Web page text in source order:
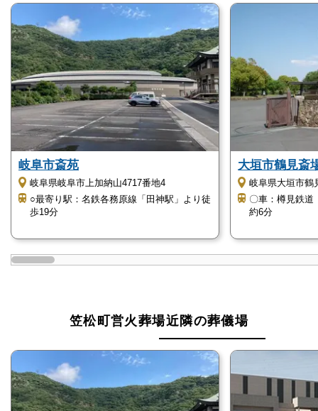
葬をしたいとお考えの方に最適です。
すぐ側には境川が流れており、自然にも恵まれている
斎場です。
笠松町営火葬場はこのような方におすすめ
笠松町営火葬場は多くの方におすすめできる火葬場で
すが、特に以下のような方におすすめです。
笠松町に在住の方
笠松町営火葬場は笠松町に在住の方に特におすすめで
必要十分な施設が揃っており、笠松町内にお住まいの
方が火葬を執り行うのには過不足がない斎場です。
また、笠松町営火葬場は、笠松町在住の方にとってア
岐阜市斎苑
岐阜県岐阜市上加納山4717番地4
○最寄り駅：名鉄各務原線「田神駅」より徒
歩19分
大垣市鶴見斎
岐阜県大垣市鶴
〇車：樽見鉄道
約6分
笠松町営火葬場近隣の葬儀場